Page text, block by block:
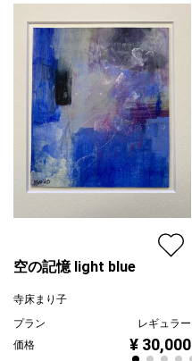
空の記憶 light blue
寺床まり子
プラン
レギュラー
価格
¥ 30,000